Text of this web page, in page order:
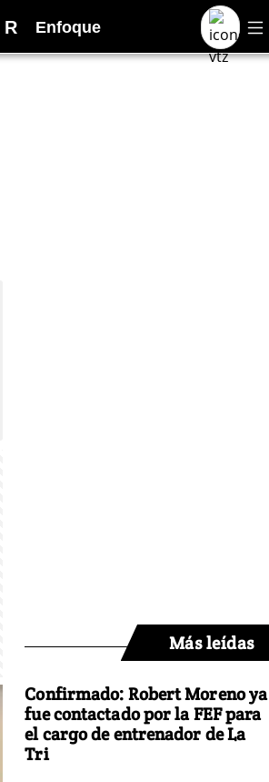
R Enfoque
Más leídas
Confirmado: Robert Moreno ya
fue contactado por la FEF para
el cargo de entrenador de La
Tri